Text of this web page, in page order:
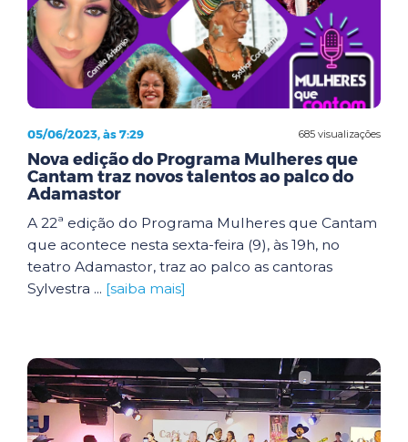
685 visualizações
05/06/2023, às 7:29
Nova edição do Programa Mulheres que
Cantam traz novos talentos ao palco do
Adamastor
A 22ª edição do Programa Mulheres que Cantam
que acontece nesta sexta-feira (9), às 19h, no
teatro Adamastor, traz ao palco as cantoras
Sylvestra ... [saiba mais]